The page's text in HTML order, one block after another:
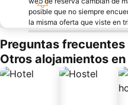
posible que no siempre
la misma oferta que viste en
Preguntas
Otros alojamientos